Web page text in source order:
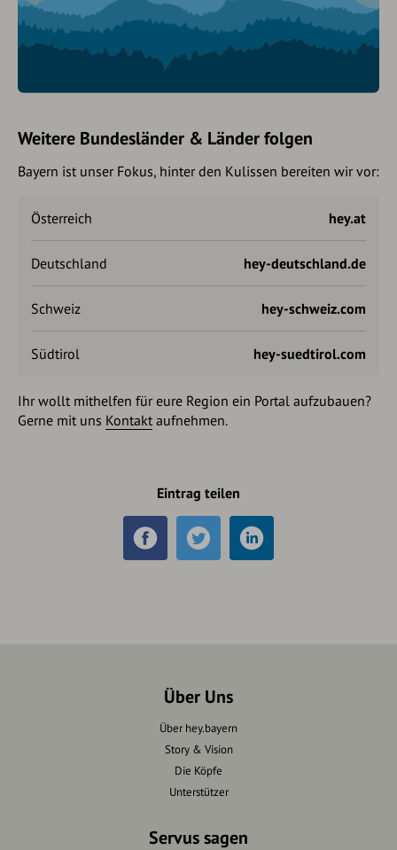
Weitere Bundesländer & Länder folgen
Bayern ist unser Fokus, hinter den Kulissen bereiten wir vor:
Österreich hey.at
Deutschland hey-deutschland.de
Schweiz hey-schweiz.com
Südtirol hey-suedtirol.com
Ihr wollt mithelfen für eure Region ein Portal aufzubauen?
Gerne mit uns Kontakt aufnehmen.
Eintrag teilen
Über Uns
Über hey.bayern
Story & Vision
Die Köpfe
Unterstützer
Servus sagen